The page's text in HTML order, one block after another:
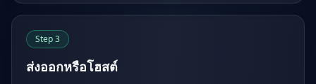
Step3
ส่งออกหรือโฮสต์